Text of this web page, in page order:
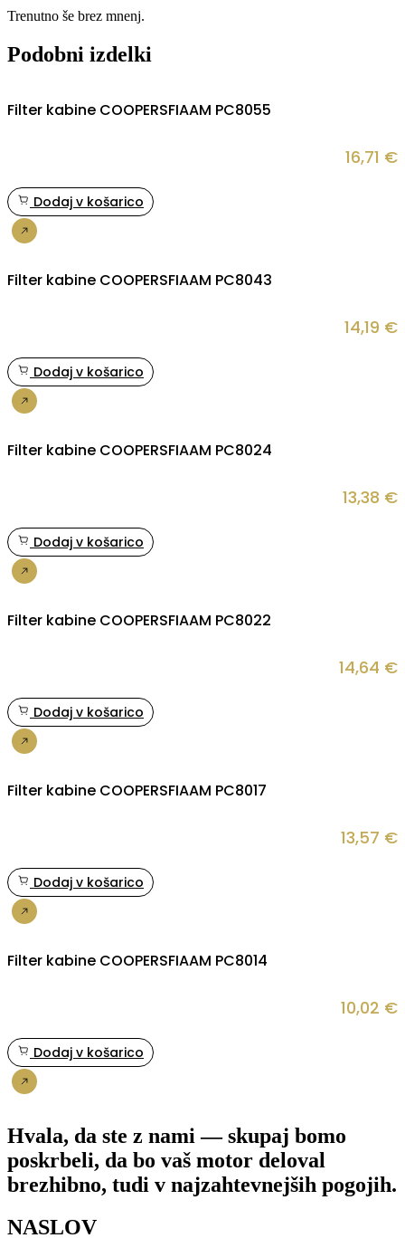
Trenutno še brez mnenj.
Podobni izdelki
Filter kabine COOPERSFIAAM PC8055
16,71 €
Dodaj v košarico
Filter kabine COOPERSFIAAM PC8043
14,19 €
Dodaj v košarico
Filter kabine COOPERSFIAAM PC8024
13,38 €
Dodaj v košarico
Filter kabine COOPERSFIAAM PC8022
14,64 €
Dodaj v košarico
Filter kabine COOPERSFIAAM PC8017
13,57 €
Dodaj v košarico
Filter kabine COOPERSFIAAM PC8014
10,02 €
Dodaj v košarico
Hvala, da ste z nami — skupaj bomo
poskrbeli, da bo vaš motor deloval
brezhibno, tudi v najzahtevnejših pogojih.
NASLOV